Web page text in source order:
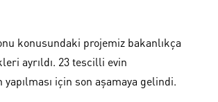
konusundaki projemiz bakanlıkça
ayrıldı. 23 tescilli evin
yapılması için son aşamaya gelindi.